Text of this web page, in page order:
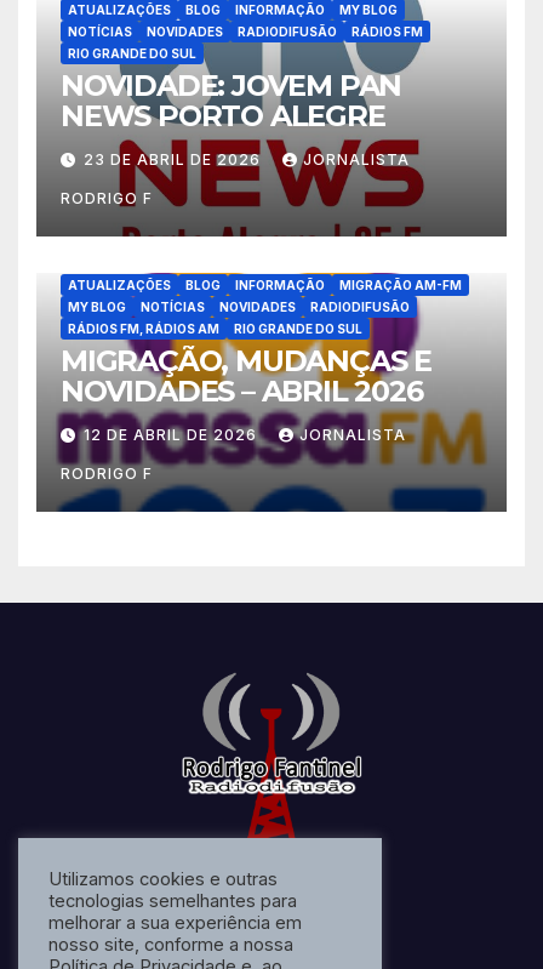
ATUALIZAÇÕES BLOG INFORMAÇÃO
MY BLOG
NOTÍCIAS
NOVIDADES RADIODIFUSÃO
RÁDIOS FM
RIO GRANDE DO SUL
NOVIDADE: JOVEM PAN
NEWS PORTO ALEGRE
23 DE ABRIL DE 2026 JORNALISTA
RODRIGO F
ATUALIZAÇÕES BLOG INFORMAÇÃO
MIGRAÇÃO AM-FM
MY BLOG
NOTÍCIAS NOVIDADES
RADIODIFUSÃO
RÁDIOS FM, RÁDIOS AM
RIO GRANDE DO SUL
MIGRAÇÃO, MUDANÇAS E
NOVIDADES – ABRIL 2026
12 DE ABRIL DE 2026 JORNALISTA
RODRIGO F
Utilizamos cookies e outras
tecnologias semelhantes para
melhorar a sua experiência em
nosso site, conforme a nossa